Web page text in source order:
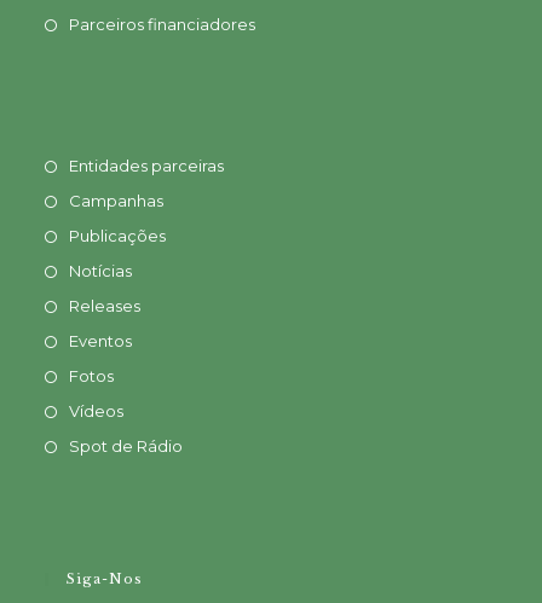
Parceiros financiadores
Entidades parceiras
Campanhas
Publicações
Notícias
Releases
Eventos
Fotos
Vídeos
Spot de Rádio
Siga-Nos